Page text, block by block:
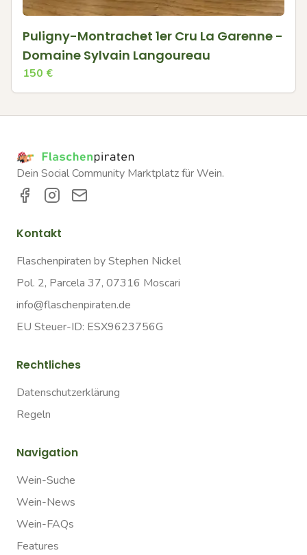
Puligny-Montrachet 1er Cru La Garenne -
Domaine Sylvain Langoureau
150 €
Dein Social Community Marktplatz für Wein.
Kontakt
Flaschenpiraten by Stephen Nickel
Pol. 2, Parcela 37, 07316 Moscari
info@flaschenpiraten.de
EU Steuer-ID: ESX9623756G
Rechtliches
Datenschutzerklärung
Regeln
Navigation
Wein-Suche
Wein-News
Wein-FAQs
Features